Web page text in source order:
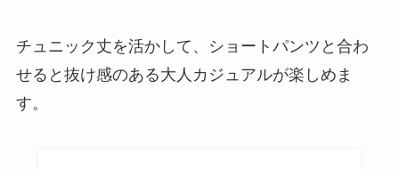
チュニック丈を活かして、ショートパンツと合わ
せると抜け感のある大人カジュアルが楽しめま
す。